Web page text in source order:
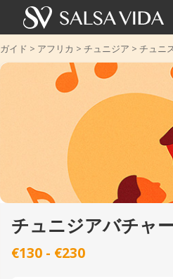
ガイド > アフリカ > チュニジア > チュニ
チュニジアバチャ
€130 - €230